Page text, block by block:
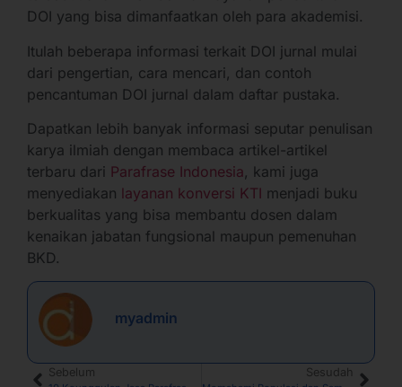
DOI yang bisa dimanfaatkan oleh para akademisi.
Itulah beberapa informasi terkait DOI jurnal mulai
dari pengertian, cara mencari, dan contoh
pencantuman DOI jurnal dalam daftar pustaka.
Dapatkan lebih banyak informasi seputar penulisan
karya ilmiah dengan membaca artikel-artikel
terbaru dari Parafrase Indonesia, kami juga
menyediakan layanan konversi KTI menjadi buku
berkualitas yang bisa membantu dosen dalam
kenaikan jabatan fungsional maupun pemenuhan
BKD.
myadmin
Sebelum Sesudah